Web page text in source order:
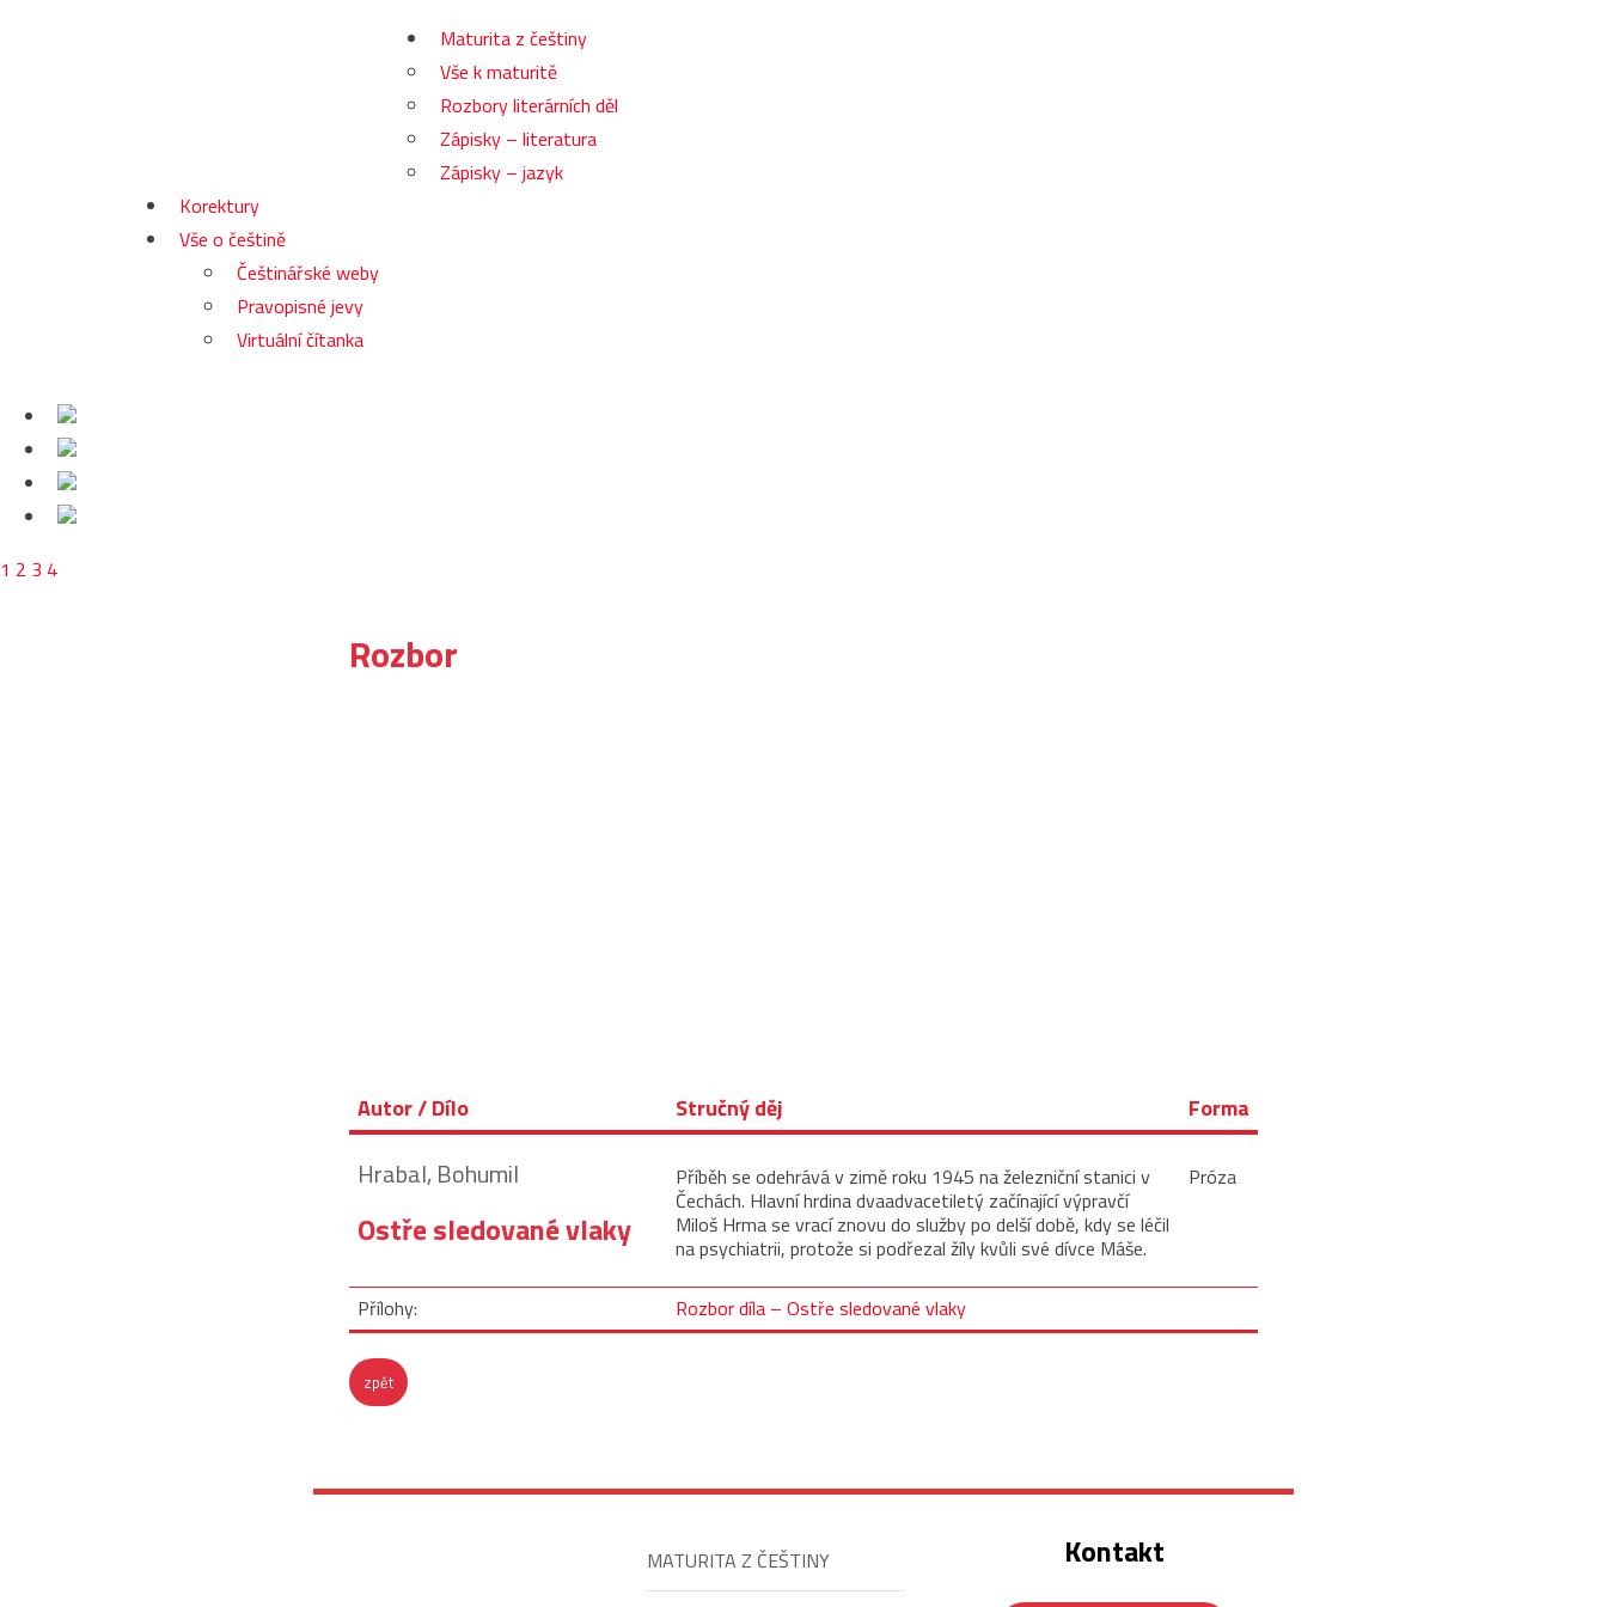
Maturita z češtiny
Vše k maturitě
Rozbory literárních děl
Zápisky – literatura
Zápisky – jazyk
Korektury
Vše o češtině
Češtinářské weby
Pravopisné jevy
Virtuální čítanka
1 2 3 4
Rozbor
Autor / Dílo Stručný děj Forma
Hrabal, Bohumil
Ostře sledované vlaky
Příběh se odehrává v zimě roku 1945 na železniční stanici v
Čechách. Hlavní hrdina dvaadvacetiletý začínající výpravčí
Miloš Hrma se vrací znovu do služby po delší době, kdy se léčil
na psychiatrii, protože si podřezal žíly kvůli své dívce Máše.
Próza
Přílohy: Rozbor díla – Ostře sledované vlaky
zpět
MATURITA Z ČEŠTINY Kontakt